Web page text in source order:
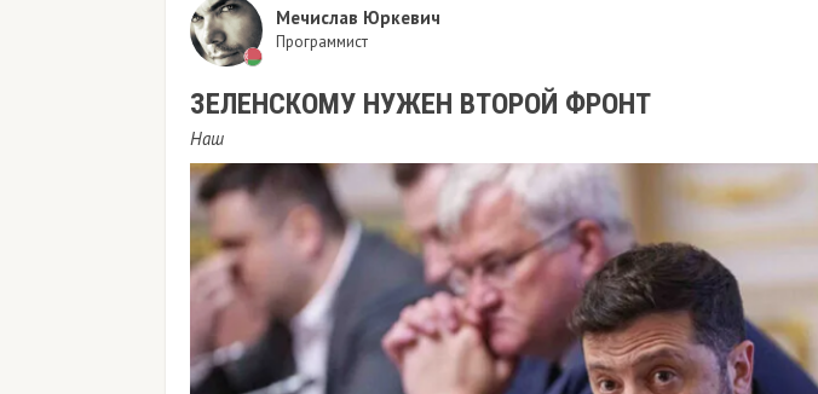
Мечислав Юркевич
Программист
ЗЕЛЕНСКОМУ НУЖЕН ВТОРОЙ ФРОНТ